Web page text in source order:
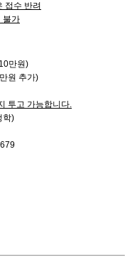
접수 반려
불가
만원)
원 추가)
투고 가능합니다.
)